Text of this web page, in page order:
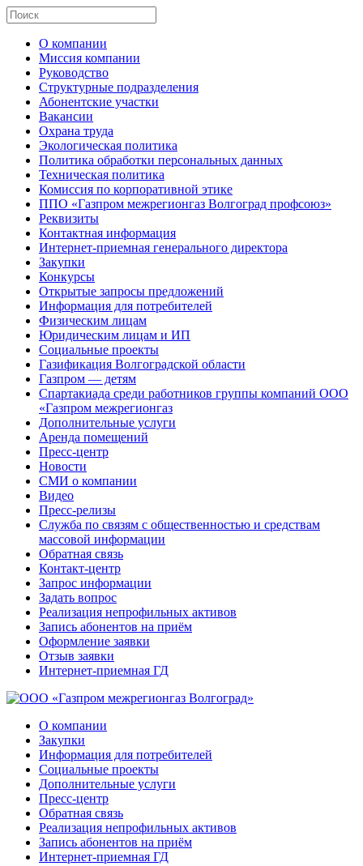
О компании
Миссия компании
Руководство
Структурные подразделения
Абонентские участки
Вакансии
Охрана труда
Экологическая политика
Политика обработки персональных данных
Техническая политика
Комиссия по корпоративной этике
ППО «Газпром межрегионгаз Волгоград профсоюз»
Реквизиты
Контактная информация
Интернет-приемная генерального директора
Закупки
Конкурсы
Открытые запросы предложений
Информация для потребителей
Физическим лицам
Юридическим лицам и ИП
Социальные проекты
Газификация Волгоградской области
Газпром — детям
Спартакиада среди работников группы компаний ООО
«Газпром межрегионгаз
Дополнительные услуги
Аренда помещений
Пресс-центр
Новости
СМИ о компании
Видео
Пресс-релизы
Служба по связям с общественностью и средствам
массовой информации
Обратная связь
Контакт-центр
Запрос информации
Задать вопрос
Реализация непрофильных активов
Запись абонентов на приём
Оформление заявки
Отзыв заявки
Интернет-приемная ГД
О компании
Закупки
Информация для потребителей
Социальные проекты
Дополнительные услуги
Пресс-центр
Обратная связь
Реализация непрофильных активов
Запись абонентов на приём
Интернет-приемная ГД